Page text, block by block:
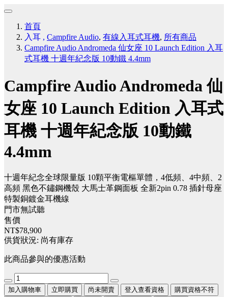
首頁
入耳 , Campfire Audio, 有線入耳式耳機, 所有商品
Campfire Audio Andromeda 仙女座 10 Launch Edition 入耳
式耳機 十週年紀念版 10動鐵 4.4mm
Campfire Audio Andromeda 仙
女座 10 Launch Edition 入耳式
耳機 十週年紀念版 10動鐵
4.4mm
十週年紀念全球限量版 10顆平衡電樞單體，4低頻、4中頻、2
高頻 黑色不鏽鋼機殼 大馬士革鋼面板 全新2pin 0.78 插針母座
特製銅鍍金耳機線
門市無試聽
售價
NT$78,900
供貨狀況: 尚有庫存
此商品參與的優惠活動
加入購物車 立即購買 尚未開賣 登入查看資格
購買資格不符